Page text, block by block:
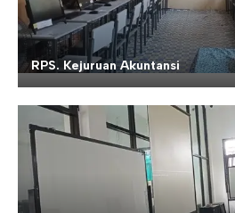
RPS. Kejuruan Akuntansi